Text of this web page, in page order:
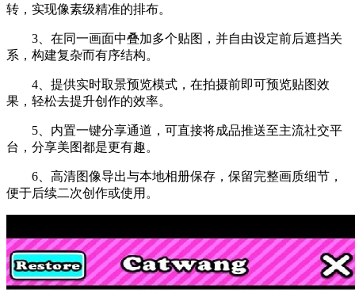
转，实现像素级精准的排布。
3、在同一画面中叠加多个贴图，并自由设定前后遮挡关
系，构建复杂而有序结构。
4、提供实时取景预览模式，在拍摄前即可预览贴图效
果，轻松去提升创作的效率。
5、内置一键分享通道，可直接将成品推送至主流社交平
台，分享美图都是更有趣。
6、高清图像导出与本地相册保存，保留完整画质细节，
便于后续二次创作或使用。